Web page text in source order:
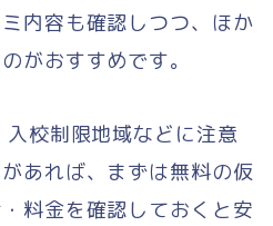
内容も確認しつつ、ほか
がおすすめです。
校制限地域などに注意
あれば、まずは無料の仮
料金を確認しておくと安
牽引・大特
出発地（エリア）別